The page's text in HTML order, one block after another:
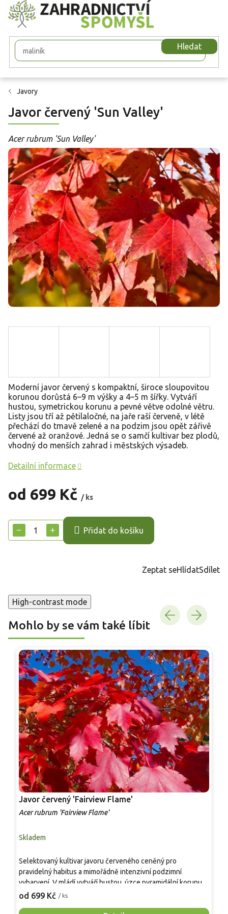
Přejít
na
obsah
Hledat
Javory
Javor červený 'Sun Valley'
Acer rubrum 'Sun Valley'
od 699 Kč / ks
cena:
+
− Přidat do košíku
Moderní javor červený s kompaktní, široce sloupovitou
korunou dorůstá 6–9 m výšky a 4–5 m šířky. Vytváří
hustou, symetrickou korunu a pevné větve odolné větru.
Listy jsou tří až pětilaločné, na jaře raší červeně, v létě
přechází do tmavě zelené a na podzim jsou opět zářivě
červené až oranžové. Jedná se o samčí kultivar bez plodů,
vhodný do menších zahrad i městských výsadeb.
Detailní informace
Zeptat seHlídatSdílet
High-contrast mode
Mohlo by se vám také líbit
Javor červený 'Fairview Flame'
Acer rubrum 'Fairview Flame'
Skladem
od 699 Kč / ks
Selektovaný kultivar javoru červeného ceněný pro
pravidelný habitus a mimořádně intenzivní podzimní
vybarvení. V mládí vytváří hustou, úzce pyramidální korunu,
která se postupně rozšiřuje do širšího, zaobleného tvaru.